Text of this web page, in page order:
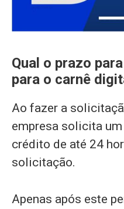
Qual o prazo
para o carnê
Ao fazer a
empresa solicita
crédito de até 24
solicitação.
Apenas após este